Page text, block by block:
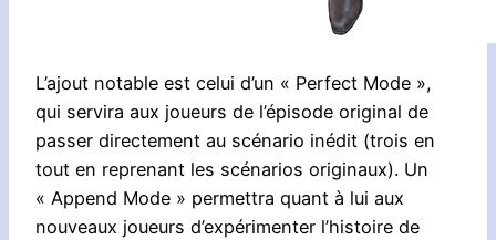
L’ajout notable est celui d’un « Perfect Mode »,
qui servira aux joueurs de l’épisode original de
passer directement au scénario inédit (trois en
tout en reprenant les scénarios originaux). Un
« Append Mode » permettra quant à lui aux
nouveaux joueurs d’expérimenter l’histoire de